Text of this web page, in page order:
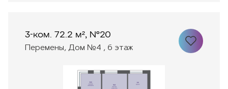
3-ком. 72.2 м², №20
Перемены, Дом №4 , 6 этаж